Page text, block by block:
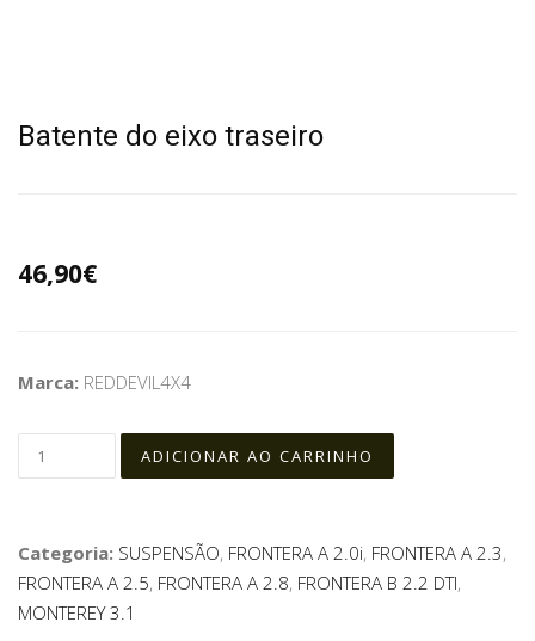
Batente do eixo traseiro
46,90€
Marca: REDDEVIL4X4
Categoria: SUSPENSÃO, FRONTERA A 2.0i, FRONTERA A 2.3,
FRONTERA A 2.5, FRONTERA A 2.8, FRONTERA B 2.2 DTI,
MONTEREY 3.1